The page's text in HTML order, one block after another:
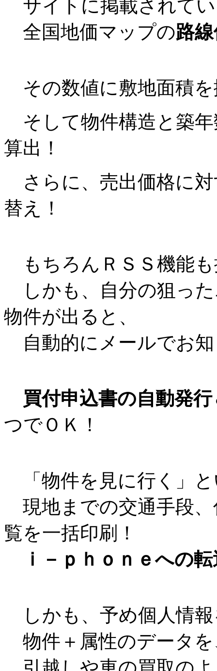
サイトに掲載されて
全国地価マップの路
その数値に敷地面積
そして物件構造と築年
算出！
さらに、売出価格に
替え！
もちろんＲＳＳ機能も
しかも、自分の狙っ
物件が出ると、
自動的にメールでお
買付申込書の自動発行
つでＯＫ！
「物件を見に行く」
現地までの交通手段、
覧を一括印刷！
ｉ－ｐｈｏｎｅへの
しかも、予め個人情
物件＋属性のデータを